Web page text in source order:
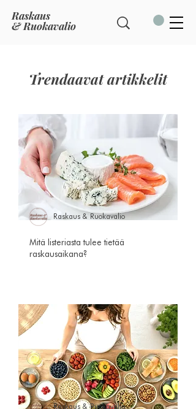
Raskaus
& Ruokavalio
Trendaavat artikkelit
Raskaus & Ruokavalio
Mitä listeriasta tulee tietää
raskausaikana?
Raskaus & Ruokavalio